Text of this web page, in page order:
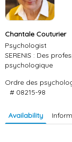
Chantale Couturier
Psychologist
SERENIS : Des
psychologique
Ordre des
# 08215-98
Availability